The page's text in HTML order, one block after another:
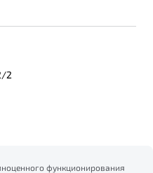
2
функционирования